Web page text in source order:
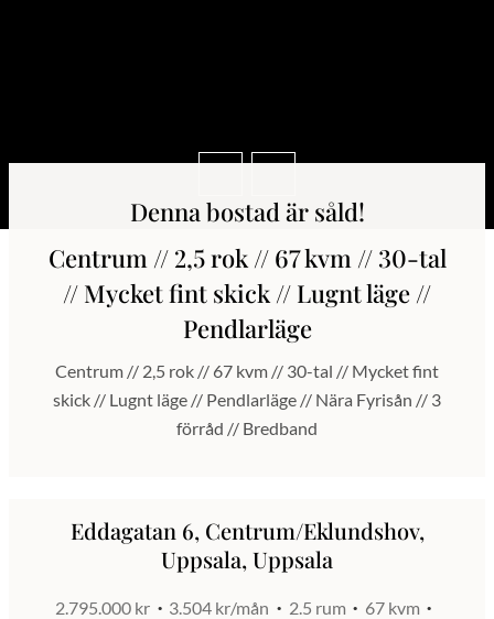
Denna bostad är såld!
Centrum // 2,5 rok // 67 kvm // 30-tal
// Mycket fint skick // Lugnt läge //
Pendlarläge
Centrum // 2,5 rok // 67 kvm // 30-tal // Mycket fint
skick // Lugnt läge // Pendlarläge // Nära Fyrisån // 3
förråd // Bredband
Eddagatan 6, Centrum/Eklundshov,
Uppsala, Uppsala
2.795.000 kr 3.504 kr/mån 2.5 rum
67 kvm